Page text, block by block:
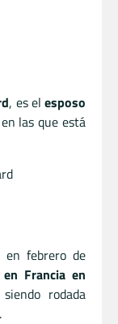
, es elesposo
las que está
en febrero de
en Francia en
rodada
.